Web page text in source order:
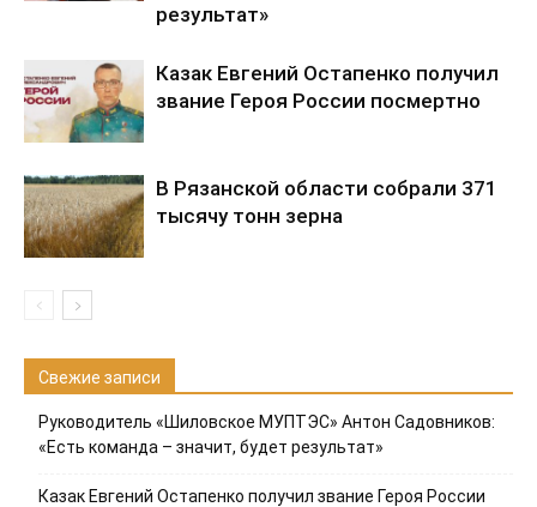
результат»
Казак Евгений Остапенко получил
звание Героя России посмертно
В Рязанской области собрали 371
тысячу тонн зерна
Свежие записи
Руководитель «Шиловское МУПТЭС» Антон Садовников:
«Есть команда – значит, будет результат»
Казак Евгений Остапенко получил звание Героя России